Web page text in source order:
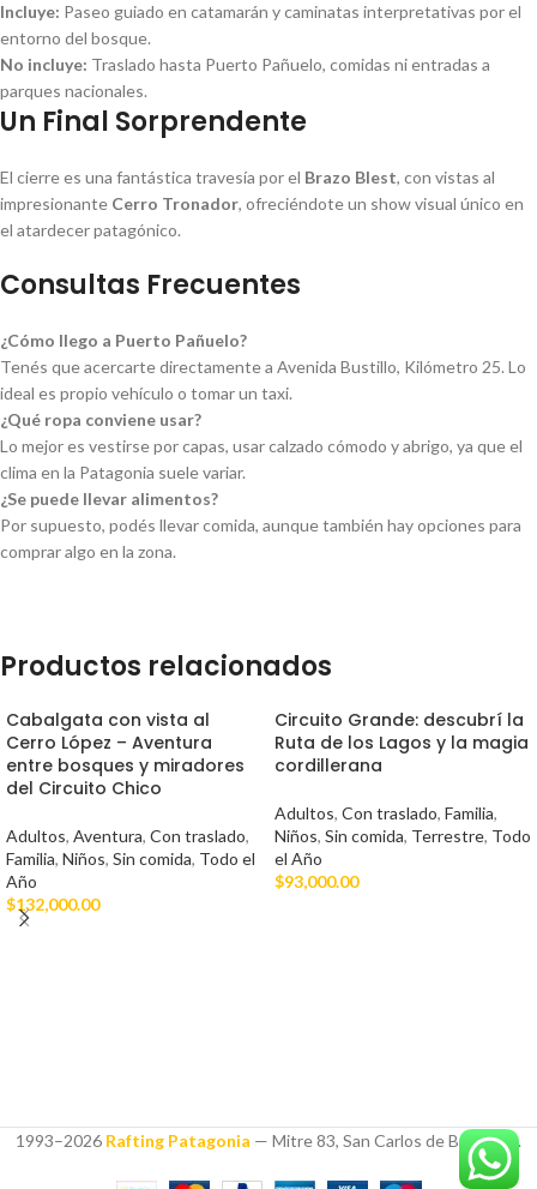
Incluye: Paseo guiado en catamarán y caminatas interpretativas por el
entorno del bosque.
No incluye: Traslado hasta Puerto Pañuelo, comidas ni entradas a
parques nacionales.
Un Final Sorprendente
El cierre es una fantástica travesía por el Brazo Blest, con vistas al
impresionante Cerro Tronador, ofreciéndote un show visual único en
el atardecer patagónico.
Consultas Frecuentes
¿Cómo llego a Puerto Pañuelo?
Tenés que acercarte directamente a Avenida Bustillo, Kilómetro 25. Lo
ideal es propio vehículo o tomar un taxi.
¿Qué ropa conviene usar?
Lo mejor es vestirse por capas, usar calzado cómodo y abrigo, ya que el
clima en la Patagonia suele variar.
¿Se puede llevar alimentos?
Por supuesto, podés llevar comida, aunque también hay opciones para
comprar algo en la zona.
Productos relacionados
Cabalgata con vista al
Cerro López – Aventura
entre bosques y miradores
del Circuito Chico
Adultos, Aventura, Con traslado,
Familia, Niños, Sin comida, Todo el
Año
$132,000.00
Circuito Grande: descubrí la
Ruta de los Lagos y la magia
cordillerana
Adultos, Con traslado, Familia,
Niños, Sin comida, Terrestre, Todo
el Año
$93,000.00
1993–2026 Rafting Patagonia — Mitre 83, San Carlos de Bariloche.